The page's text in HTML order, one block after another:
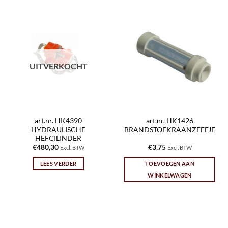
UITVERKOCHT
art.nr. HK4390
HYDRAULISCHE
HEFCILINDER
€480,30 Excl. BTW
LEES VERDER
art.nr. HK1426
BRANDSTOFKRAANZEEFJE
€3,75 Excl. BTW
TOEVOEGEN AAN
WINKELWAGEN